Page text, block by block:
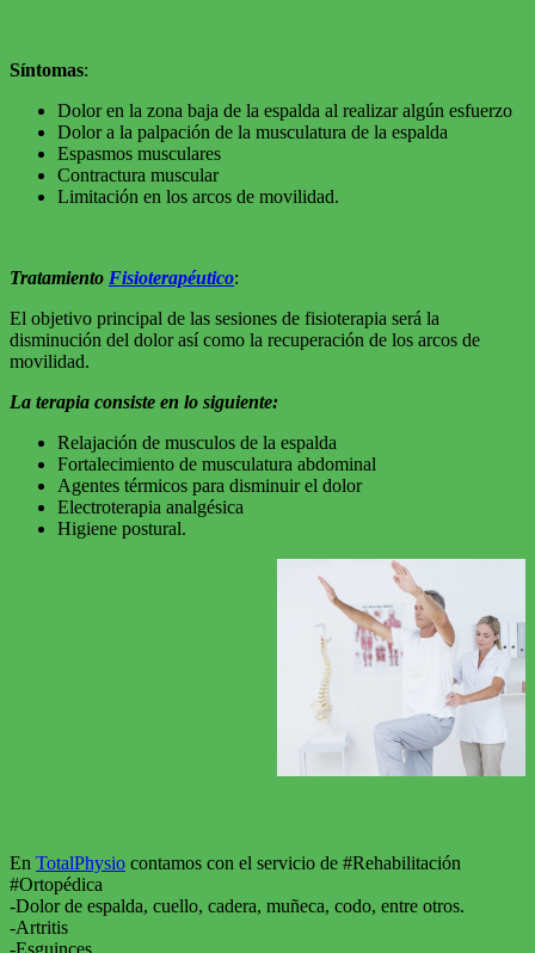
Síntomas:
Dolor en la zona baja de la espalda al realizar algún esfuerzo
Dolor a la palpación de la musculatura de la espalda
Espasmos musculares
Contractura muscular
Limitación en los arcos de movilidad.
Tratamiento Fisioterapéutico:
El objetivo principal de las sesiones de fisioterapia será la
disminución del dolor así como la recuperación de los arcos de
movilidad.
La terapia consiste en lo siguiente:
Relajación de musculos de la espalda
Fortalecimiento de musculatura abdominal
Agentes térmicos para disminuir el dolor
Electroterapia analgésica
Higiene postural.
En TotalPhysio contamos con el servicio de #Rehabilitación
#Ortopédica
-Dolor de espalda, cuello, cadera, muñeca, codo, entre otros.
-Artritis